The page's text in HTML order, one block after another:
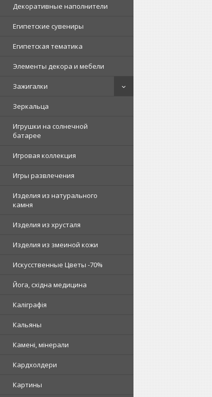
Декоративные наполнители
Египетские сувениры
Египетская тематика
Элементы декора и мебели
Зажигалки
Зеркальца
Игрушки на солнечной
батарее
Игровая коллекция
Игры развлечения
Изделия из натурального
камня
Изделия из хрусталя
Изделия из змеиной кожи
Искусственные Цветы -70%
Йога, східна медицина
Каліграфія
Кальяны
Камені, мінерали
Кардхолдери
Картины